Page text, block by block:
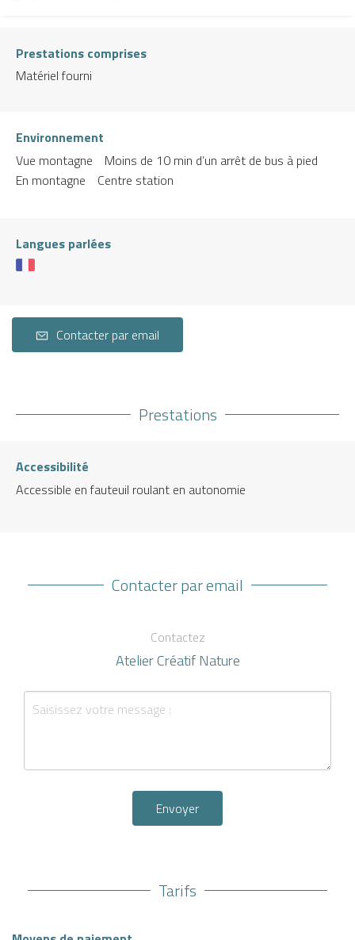
Prestations comprises
Matériel fourni
Environnement
Vue montagne
Moins de 10 min d’un arrêt de bus à pied
En montagne
Centre station
Langues parlées
Contacter par email
Prestations
Accessibilité
Accessible en fauteuil roulant en autonomie
Contacter par email
Contactez
Atelier Créatif Nature
Envoyer
Tarifs